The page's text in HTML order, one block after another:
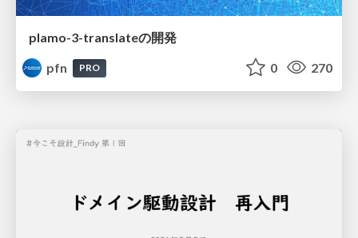
plamo-3-translateの開発
pfn
PRO 0 270